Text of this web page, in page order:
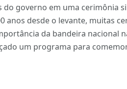
governo em uma cerimônia
anos desde o levante, muitas
da bandeira nacional
um programa para